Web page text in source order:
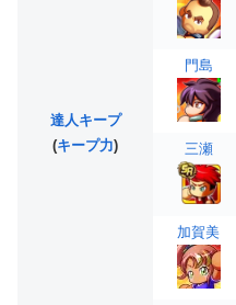
達人キープ
(キープ力)
門島
三瀬
加賀美